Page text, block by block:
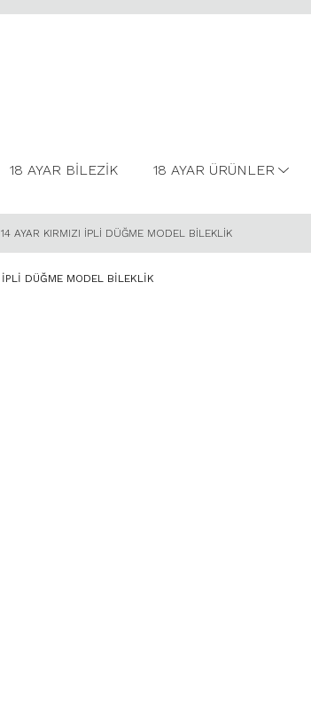
18 AYAR BİLEZİK 18 AYAR ÜRÜNLER
14 AYAR KIRMIZI İPLİ DÜĞME MODEL BİLEKLİK